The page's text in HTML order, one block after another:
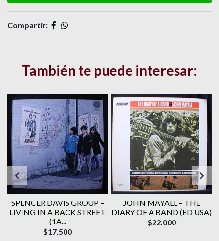
Compartir:
También te puede interesar:
SPENCER DAVIS GROUP ‎–
LIVING IN A BACK STREET
(1A...
$17.500
JOHN MAYALL ‎– THE
DIARY OF A BAND (ED USA)
$22.000